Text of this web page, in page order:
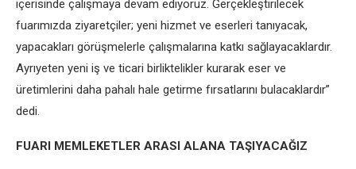
içerisinde çalışmaya devam ediyoruz. Gerçekleştirilecek
fuarımızda ziyaretçiler; yeni hizmet ve eserleri tanıyacak,
yapacakları görüşmelerle çalışmalarına katkı sağlayacaklardır.
Ayrıyeten yeni iş ve ticari birliktelikler kurarak eser ve
üretimlerini daha pahalı hale getirme fırsatlarını bulacaklardır”
dedi.
FUARI MEMLEKETLER ARASI ALANA TAŞIYACAĞIZ